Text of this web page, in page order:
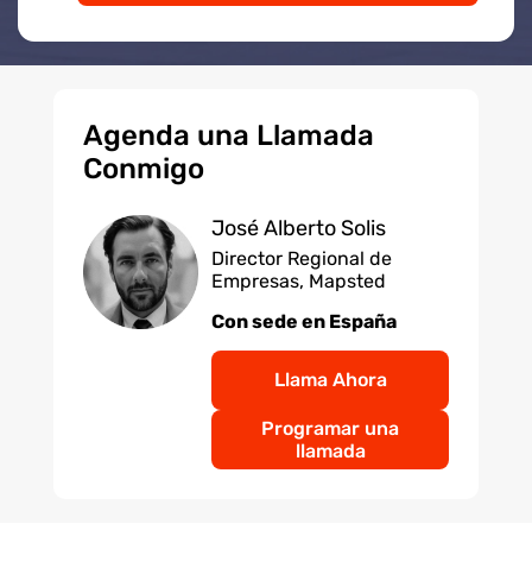
Agenda una Llamada
Conmigo
José Alberto Solis
Director Regional de
Empresas, Mapsted
Con sede en España
Llama Ahora
Programar una
llamada